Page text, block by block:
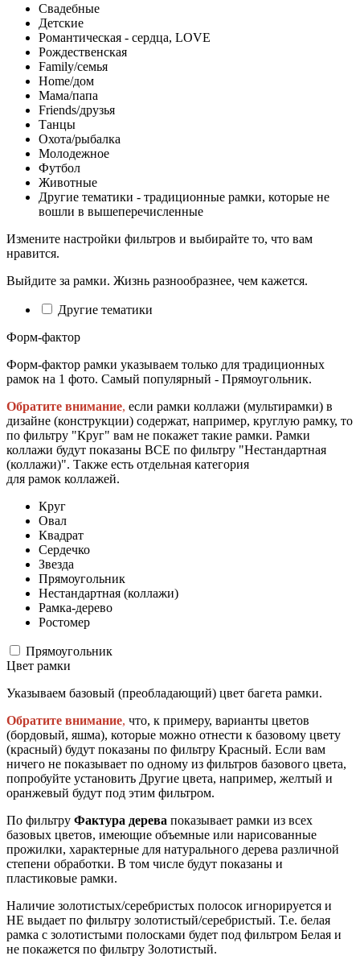
Свадебные
Детские
Романтическая - сердца, LOVE
Рождественская
Family/семья
Home/дом
Мама/папа
Friends/друзья
Танцы
Охота/рыбалка
Молодежное
Футбол
Животные
Другие тематики - традиционные рамки, которые не
вошли в вышеперечисленные
Измените настройки фильтров и выбирайте то, что вам
нравится.
Выйдите за рамки. Жизнь разнообразнее, чем кажется.
Другие тематики
Форм-фактор
Форм-фактор рамки указываем только для традиционных
рамок на 1 фото. Самый популярный - Прямоугольник.
Обратите внимание, если рамки коллажи (мультирамки) в
дизайне (конструкции) содержат, например, круглую рамку, то
по фильтру "Круг" вам не покажет такие рамки. Рамки
коллажи будут показаны ВСЕ по фильтру "Нестандартная
(коллажи)". Также есть отдельная категория
для рамок коллажей.
Круг
Овал
Квадрат
Сердечко
Звезда
Прямоугольник
Нестандартная (коллажи)
Рамка-дерево
Ростомер
Прямоугольник
Цвет рамки
Указываем базовый (преобладающий) цвет багета рамки.
Обратите внимание, что, к примеру, варианты цветов
(бордовый, яшма), которые можно отнести к базовому цвету
(красный) будут показаны по фильтру Красный. Если вам
ничего не показывает по одному из фильтров базового цвета,
попробуйте установить Другие цвета, например, желтый и
оранжевый будут под этим фильтром.
По фильтру Фактура дерева показывает рамки из всех
базовых цветов, имеющие объемные или нарисованные
прожилки, характерные для натурального дерева различной
степени обработки. В том числе будут показаны и
пластиковые рамки.
Наличие золотистых/серебристых полосок игнорируется и
НЕ выдает по фильтру золотистый/серебристый. Т.е. белая
рамка с золотистыми полосками будет под фильтром Белая и
не покажется по фильтру Золотистый.